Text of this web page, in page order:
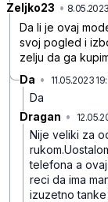
Zeljko23 •
Da li je ovaj
svoj pogled i
zelju da ga
Da • 11.05.2023
Da
Dragan •
Nije veliki za
telefona a
reci da ima
izuzetno